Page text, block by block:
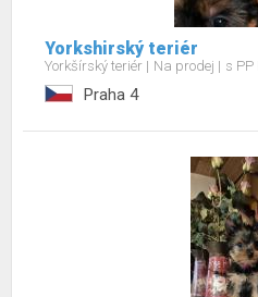
Yorkshirský teriér
Yorkšírský teriér Na prodej s PP
Praha 4